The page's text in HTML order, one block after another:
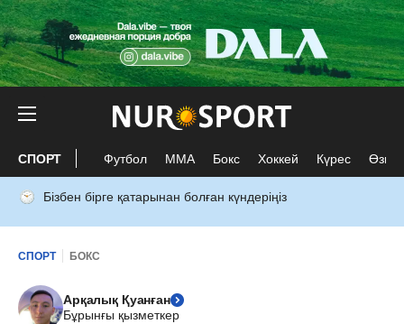
СПОРТ Футбол ММА Бокс Хоккей Күрес Өзге
Бізбен бірге қатарынан болған күндеріңіз
СПОРТ БОКС
Арқалық Қуанған
Бұрынғы қызметкер